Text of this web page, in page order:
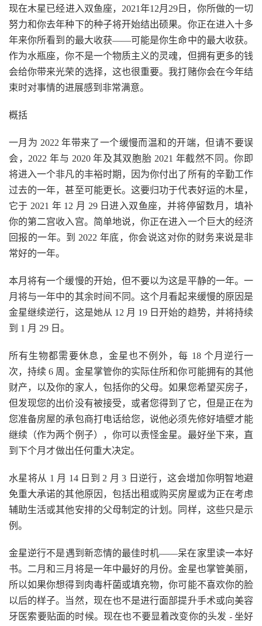
现在木星已经进入双鱼座，2021年12月29日，你所做的一切
努力和你去年种下的种子将开始结出硕果。你正在进入十多
年来你所看到的最大收获——可能是你生命中的最大收获。
作为水瓶座，你不是一个物质主义的灵魂，但拥有更多的钱
会给你带来光荣的选择，这也很重要。我打赌你会在今年结
束时对事情的进展感到非常满意。
概括
一月为 2022 年带来了一个缓慢而温和的开端，但请不要误
会，2022 年与 2020 年及其双胞胎 2021 年截然不同。你即
将进入一个非凡的丰裕时期，因为你付出了所有的辛勤工作
过去的一年，甚至可能更长。这要归功于代表好运的木星，
它于 2021 年 12 月 29 日进入双鱼座，并将停留数月，填补
你的第二宫收入宫。简单地说，你正在进入一个巨大的经济
回报的一年。到 2022 年底，你会说这对你的财务来说是非
常好的一年。
本月将有一个缓慢的开始，但不要以为这是平静的一年。一
月将与一年中的其余时间不同。这个月看起来缓慢的原因是
金星继续逆行，这是她从 12 月 19 日开始的趋势，并将持续
到 1 月 29 日。
所有生物都需要休息，金星也不例外，每 18 个月逆行一
次，持续 6 周。金星掌管你的实际住所和你可能拥有的其他
财产，以及你的家人，包括你的父母。如果您希望买房子，
但发现您的出价没有被接受，或者您得到了它，但是正在为
您准备房屋的承包商打电话给您，说他必须先修好墙壁才能
继续（作为两个例子），你可以责怪金星。最好坐下来，直
到下个月才做出任何重大决定。
水星将从 1 月 14 日到 2 月 3 日逆行，这会增加你明智地避
免重大承诺的其他原因，包括出租或购买房屋或为正在考虑
辅助生活或其他安排的父母制定的计划。同样，这些只是示
例。
金星逆行不是遇到新恋情的最佳时机——呆在家里读一本好
书。二月和三月将是一年中最好的月份。金星也掌管美丽，
所以如果你想得到肉毒杆菌或填充物，你可能不喜欢你的脸
以后的样子。当然，现在也不是进行面部提升手术或向美容
牙医索要贴面的时候。现在也不要显着改变你的头发 - 坐好